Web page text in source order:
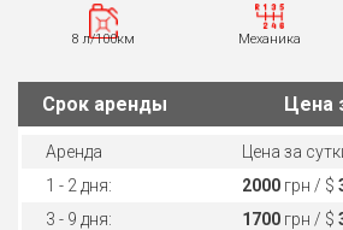
8 л/100км Механика
Cрок аренды Цена
Аренда
Цена за
1 - 2 дня:
2000 грн / $
3 - 9 дня:
1700 грн / $